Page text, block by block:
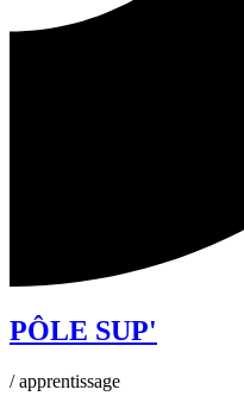
PÔLE SUP'
/ apprentissage